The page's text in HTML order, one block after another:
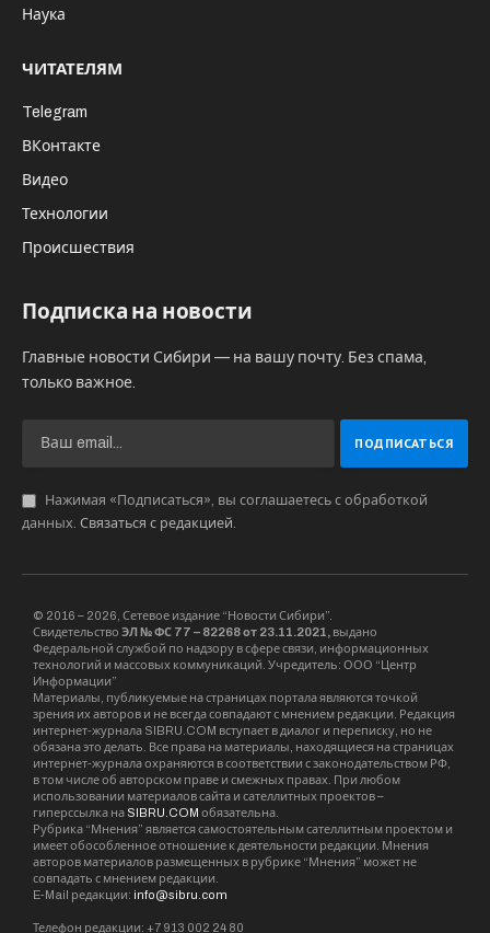
Наука
ЧИТАТЕЛЯМ
Telegram
ВКонтакте
Видео
Технологии
Происшествия
Подписка на новости
Главные новости Сибири — на вашу почту. Без спама,
только важное.
Нажимая «Подписаться», вы соглашаетесь с обработкой
данных. Связаться с редакцией.
© 2016 – 2026, Сетевое издание “Новости Сибири”.
Свидетельство ЭЛ № ФС 77 – 82268 от 23.11.2021, выдано
Федеральной службой по надзору в сфере связи, информационных
технологий и массовых коммуникаций. Учредитель: ООО “Центр
Информации”
Материалы, публикуемые на страницах портала являются точкой
зрения их авторов и не всегда совпадают с мнением редакции. Редакция
интернет-журнала SIBRU.COM вступает в диалог и переписку, но не
обязана это делать. Все права на материалы, находящиеся на страницах
интернет-журнала охраняются в соответствии с законодательством РФ,
в том числе об авторском праве и смежных правах. При любом
использовании материалов сайта и сателлитных проектов –
гиперссылка на SIBRU.COM обязательна.
Рубрика “Мнения” является самостоятельным сателлитным проектом и
имеет обособленное отношение к деятельности редакции. Мнения
авторов материалов размещенных в рубрике “Мнения” может не
совпадать с мнением редакции.
E-Mail редакции: info@sibru.com
Телефон редакции: +7 913 002 24 80